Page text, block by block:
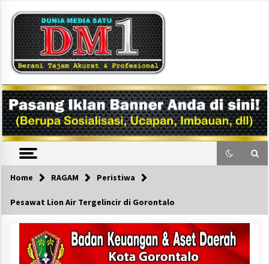
content
DM1
Home RAGAM Peristiwa
Pesawat Lion Air Tergelincir di Gorontalo